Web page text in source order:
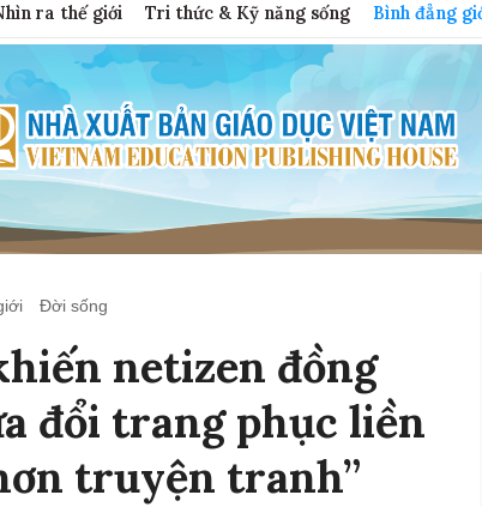
ra thế giới Tri thức & Kỹ năng sống Bình đẳng
Đời sống
netizen đồng
đổi trang phục liền
truyện tranh”